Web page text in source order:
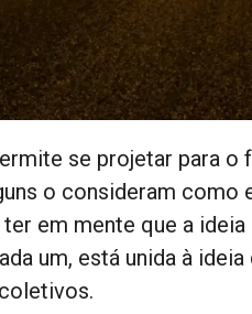
se projetar para o
o consideram como
em mente que a
um, está unida à